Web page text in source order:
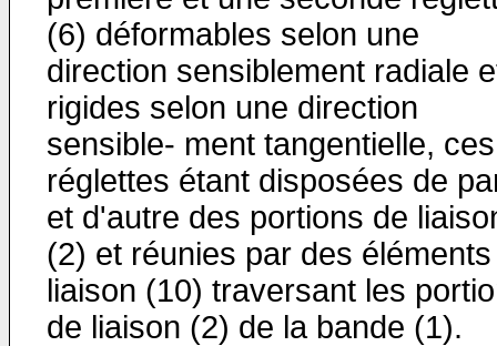
(6) déformables selon une
direction sensiblement radiale
rigides selon une direction
sensible- ment tangentielle, ces
réglettes étant disposées de
et d'autre des portions de
(2) et réunies par des
liaison (10) traversant les
de liaison (2) de la bande (1).